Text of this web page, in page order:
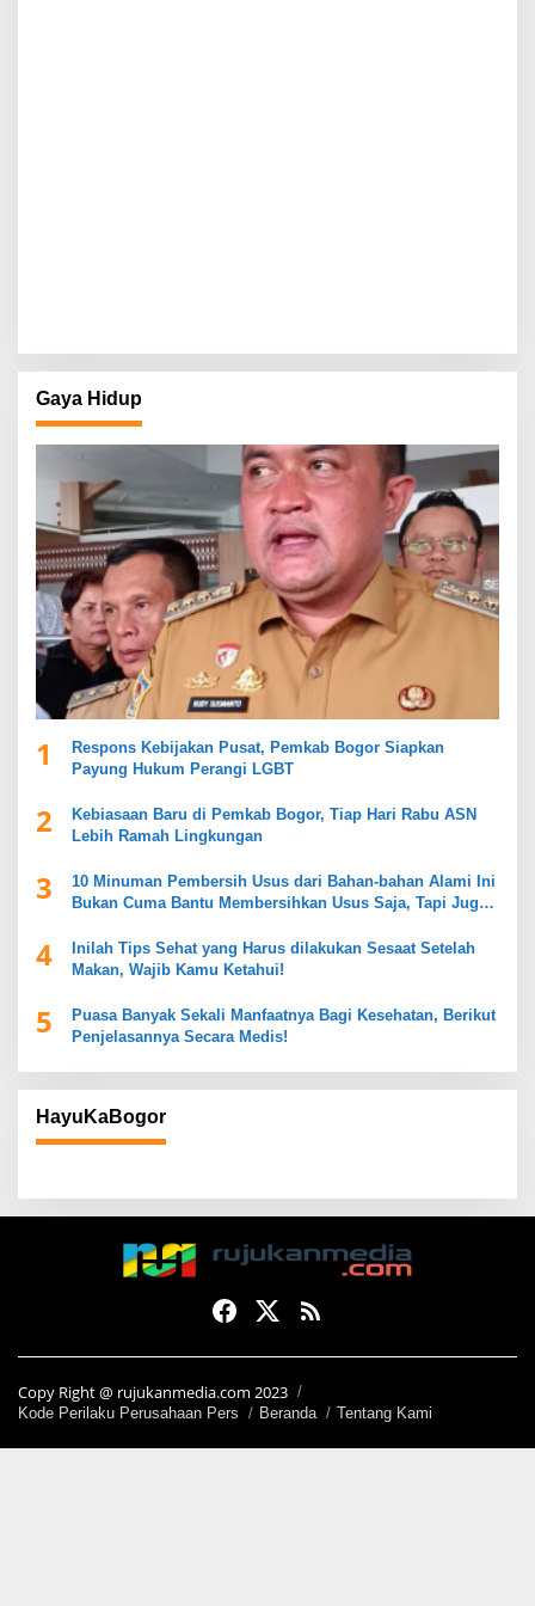
Gaya Hidup
1
Respons Kebijakan Pusat, Pemkab Bogor Siapkan
Payung Hukum Perangi LGBT
2
Kebiasaan Baru di Pemkab Bogor, Tiap Hari Rabu ASN
Lebih Ramah Lingkungan
3
10 Minuman Pembersih Usus dari Bahan-bahan Alami Ini
Bukan Cuma Bantu Membersihkan Usus Saja, Tapi Juga
4
Inilah Tips Sehat yang Harus dilakukan Sesaat Setelah
Makan, Wajib Kamu Ketahui!
5
Puasa Banyak Sekali Manfaatnya Bagi Kesehatan, Berikut
Penjelasannya Secara Medis!
HayuKaBogor
Copy Right @ rujukanmedia.com 2023
Kode Perilaku Perusahaan Pers Beranda Tentang Kami